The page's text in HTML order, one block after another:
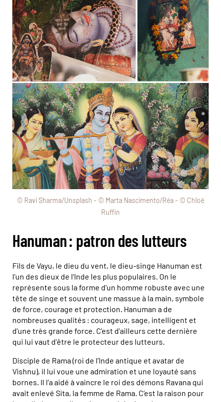
© Ravi Sharma/Unsplash - © Marta Nascimento/Réa - © Chloé
Ruffin
Hanuman : patron des lutteurs
Fils de Vayu, le dieu du vent, le dieu-singe Hanuman est
l'un des dieux de l'Inde les plus populaires. On le
représente sous la forme d’un homme robuste avec une
tête de singe et souvent une massue à la main, symbole
de force, courage et protection. Hanuman a de
nombreuses qualités : courageux, sage, intelligent et
d'une très grande force. C'est d'ailleurs cette dernière
qui lui vaut d'être le protecteur des lutteurs.
Disciple de Rama (roi de l’Inde antique et avatar de
Vishnu), il lui voue une admiration et une loyauté sans
bornes. Il l’a aidé à vaincre le roi des démons Ravana qui
avait enlevé Sita, la femme de Rama. C’est la raison pour